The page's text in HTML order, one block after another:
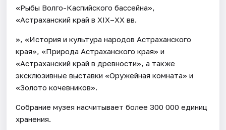
«Рыбы Волго-Каспийского бассейна»,
«Астраханский край в XIX–XX вв.
», «История и культура народов Астраханского
края», «Природа Астраханского края» и
«Астраханский край в древности», а также
эксклюзивные выставки «Оружейная комната» и
«Золото кочевников».
Собрание музея насчитывает более 300 000 единиц
хранения.